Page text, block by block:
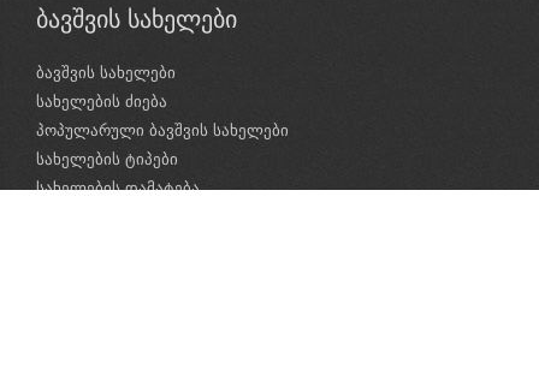
ბავშვის სახელები
ბავშვის სახელები
სახელების ძიება
პოპულარული ბავშვის სახელები
სახელების ტიპები
სახელების დამატება